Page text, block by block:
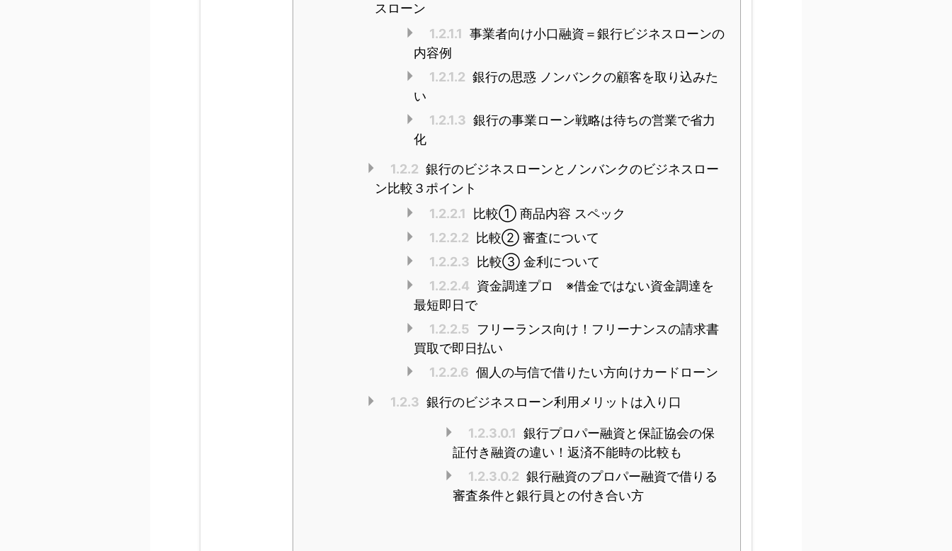
スローン
1.2.1.1 事業者向け小口融資＝銀行ビジネスローンの
内容例
1.2.1.2 銀行の思惑 ノンバンクの顧客を取り込みた
い
1.2.1.3 銀行の事業ローン戦略は待ちの営業で省力
化
1.2.2 銀行のビジネスローンとノンバンクのビジネスロー
ン比較３ポイント
1.2.2.1
比較① 商品内容 スペック
1.2.2.2
比較② 審査について
1.2.2.3
比較③ 金利について
1.2.2.4 資金調達プロ ※借金ではない資金調達を
最短即日で
1.2.2.5
フリーランス向け！フリーナンスの請求書
買取で即日払い
1.2.2.6 個人の与信で借りたい方向けカードローン
1.2.3 銀行のビジネスローン利用メリットは入り口
1.2.3.0.1 銀行プロパー融資と保証協会の保
証付き融資の違い！返済不能時の比較も
1.2.3.0.2 銀行融資のプロパー融資で借りる
審査条件と銀行員との付き合い方